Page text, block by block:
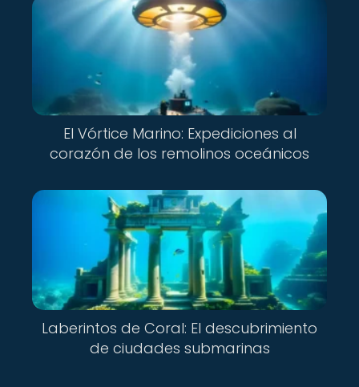
El Vórtice Marino: Expediciones al
corazón de los remolinos oceánicos
Laberintos de Coral: El descubrimiento
de ciudades submarinas